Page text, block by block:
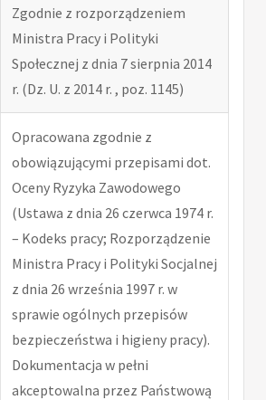
Zgodnie z rozporządzeniem
Ministra Pracy i Polityki
Społecznej z dnia 7 sierpnia 2014
r. (Dz. U. z 2014 r. , poz. 1145)
Opracowana zgodnie z
obowiązującymi przepisami dot.
Oceny Ryzyka Zawodowego
(Ustawa z dnia 26 czerwca 1974 r.
– Kodeks pracy; Rozporządzenie
Ministra Pracy i Polityki Socjalnej
z dnia 26 września 1997 r. w
sprawie ogólnych przepisów
bezpieczeństwa i higieny pracy).
Dokumentacja w pełni
akceptowalna przez Państwową